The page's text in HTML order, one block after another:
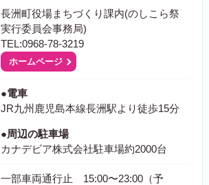
長洲町役場まちづくり課内(のしこら祭
実行委員会事務局)
TEL:0968-78-3219
ホームページ
●電車
JR九州鹿児島本線長洲駅より徒歩15分
●周辺の駐車場
カナデビア株式会社駐車場約2000台
一部車両通行止 15:00〜23:00（予